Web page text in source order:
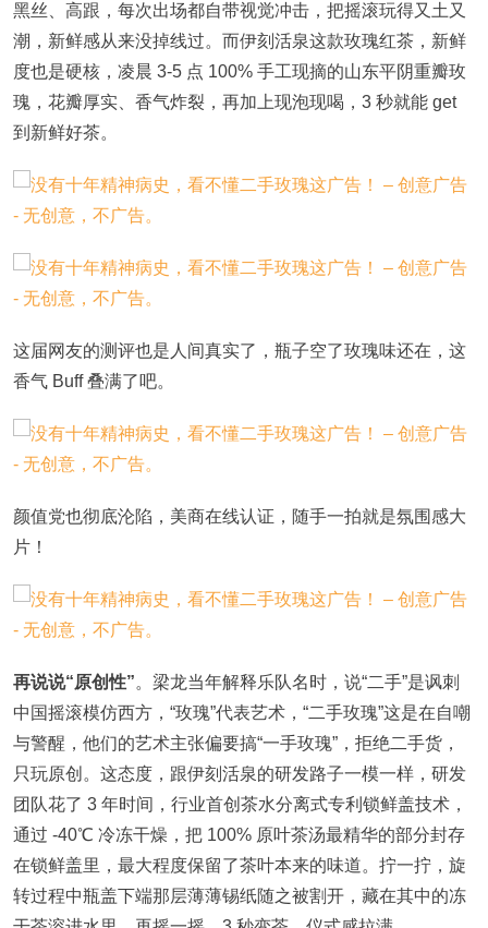
黑丝、高跟，每次出场都自带视觉冲击，把摇滚玩得又土又
潮，新鲜感从来没掉线过。而伊刻活泉这款玫瑰红茶，新鲜
度也是硬核，凌晨 3-5 点 100% 手工现摘的山东平阴重瓣玫
瑰，花瓣厚实、香气炸裂，再加上现泡现喝，3 秒就能 get
到新鲜好茶。
这届网友的测评也是人间真实了，瓶子空了玫瑰味还在，这
香气 Buff 叠满了吧。
颜值党也彻底沦陷，美商在线认证，随手一拍就是氛围感大
片！
再说说“原创性”。梁龙当年解释乐队名时，说“二手”是讽刺
中国摇滚模仿西方，“玫瑰”代表艺术，“二手玫瑰”这是在自嘲
与警醒，他们的艺术主张偏要搞“一手玫瑰”，拒绝二手货，
只玩原创。这态度，跟伊刻活泉的研发路子一模一样，研发
团队花了 3 年时间，行业首创茶水分离式专利锁鲜盖技术，
通过 -40℃ 冷冻干燥，把 100% 原叶茶汤最精华的部分封存
在锁鲜盖里，最大程度保留了茶叶本来的味道。拧一拧，旋
转过程中瓶盖下端那层薄薄锡纸随之被割开，藏在其中的冻